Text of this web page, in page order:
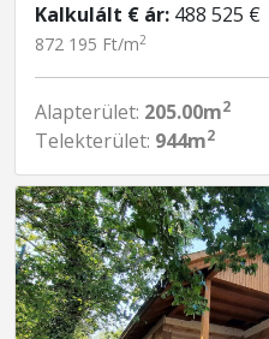
Kalkulált € ár: 488 525 €
872 195 Ft/m2
Alapterület: 205.00m2
Telekterület: 944m2